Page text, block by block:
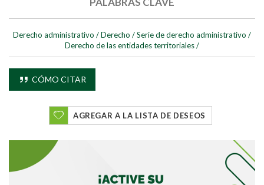
Derecho administrativo /Derecho /Serie de derecho administrativo /
Derecho de las entidades territoriales/
CÓMO CITAR
AGREGAR A LA LISTA DE DESEOS